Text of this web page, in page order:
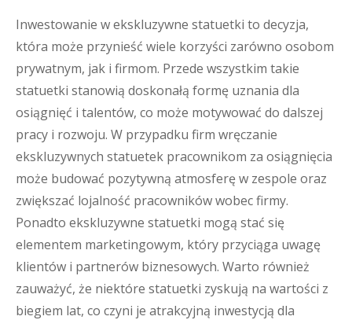
Inwestowanie w ekskluzywne statuetki to decyzja,
która może przynieść wiele korzyści zarówno osobom
prywatnym, jak i firmom. Przede wszystkim takie
statuetki stanowią doskonałą formę uznania dla
osiągnięć i talentów, co może motywować do dalszej
pracy i rozwoju. W przypadku firm wręczanie
ekskluzywnych statuetek pracownikom za osiągnięcia
może budować pozytywną atmosferę w zespole oraz
zwiększać lojalność pracowników wobec firmy.
Ponadto ekskluzywne statuetki mogą stać się
elementem marketingowym, który przyciąga uwagę
klientów i partnerów biznesowych. Warto również
zauważyć, że niektóre statuetki zyskują na wartości z
biegiem lat, co czyni je atrakcyjną inwestycją dla